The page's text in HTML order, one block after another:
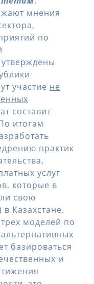
мнения
по
участие не
составит
итогам
практик
услуг
которые в
свою
Казахстане.
моделей по
базироваться
и